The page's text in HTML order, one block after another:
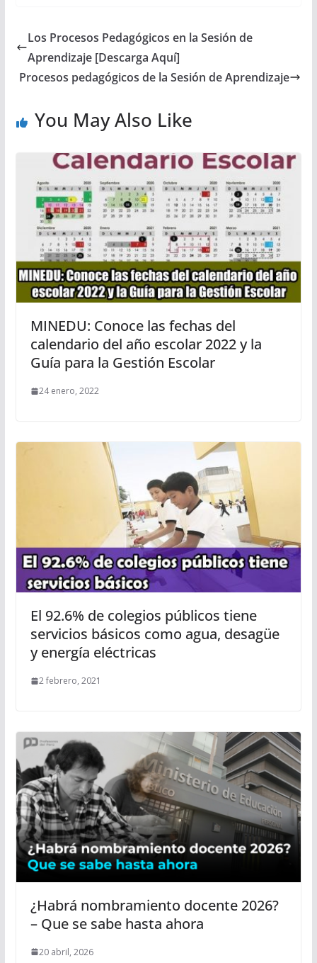
Los Procesos Pedagógicos en la Sesión de
Aprendizaje [Descarga Aquí]
Procesos pedagógicos de la Sesión de Aprendizaje
You May Also Like
MINEDU: Conoce las fechas del
calendario del año escolar 2022 y la
Guía para la Gestión Escolar
24 enero, 2022
El 92.6% de colegios públicos tiene
servicios básicos como agua, desagüe
y energía eléctricas
2 febrero, 2021
¿Habrá nombramiento docente 2026?
– Que se sabe hasta ahora
20 abril, 2026